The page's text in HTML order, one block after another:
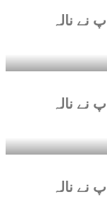
نے نالہ
نے نالہ
نے نالہ